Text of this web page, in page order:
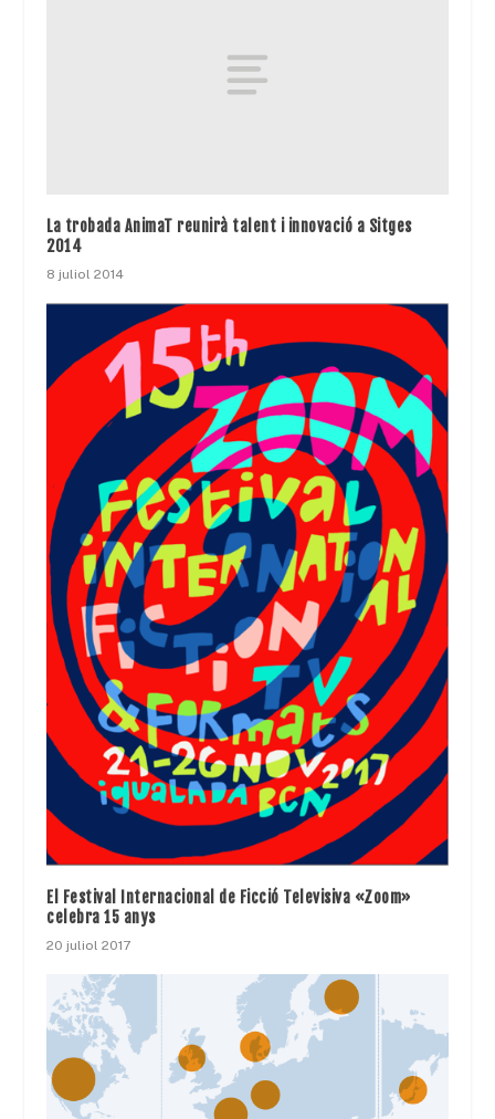
La trobada AnimaT reunirà talent i innovació a Sitges
2014
8 juliol 2014
El Festival Internacional de Ficció Televisiva «Zoom»
celebra 15 anys
20 juliol 2017